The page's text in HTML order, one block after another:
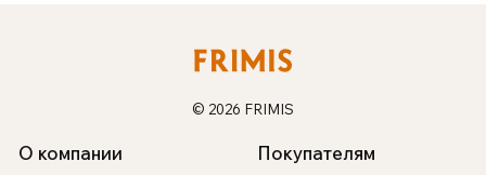
© 2026 FRIMIS
О компании Покупателям